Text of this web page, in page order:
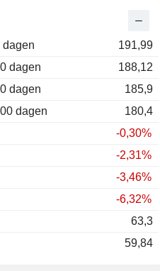
dagen
191,99
dagen
188,12
dagen
185,9
dagen
180,4
-0,30%
-2,31%
-3,46%
-6,32%
63,3
59,84